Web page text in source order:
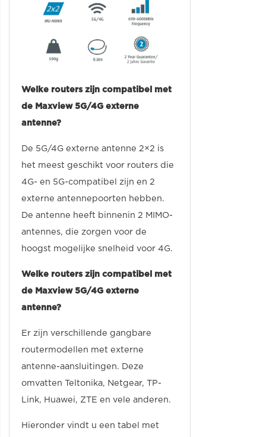
Welke routers zijn compatibel met
de Maxview 5G/4G externe
antenne?
De 5G/4G externe antenne 2×2 is
het meest geschikt voor routers die
4G- en 5G-compatibel zijn en 2
externe antennepoorten hebben.
De antenne heeft binnenin 2 MIMO-
antennes, die zorgen voor de
hoogst mogelijke snelheid voor 4G.
Welke routers zijn compatibel met
de Maxview 5G/4G externe
antenne?
Er zijn verschillende gangbare
routermodellen met externe
antenne-aansluitingen. Deze
omvatten Teltonika, Netgear, TP-
Link, Huawei, ZTE en vele anderen.
Hieronder vindt u een tabel met